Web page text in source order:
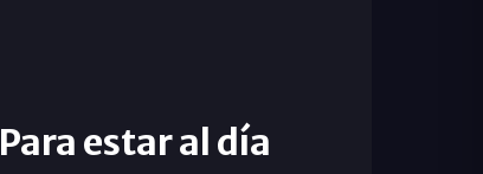
Para estar al día